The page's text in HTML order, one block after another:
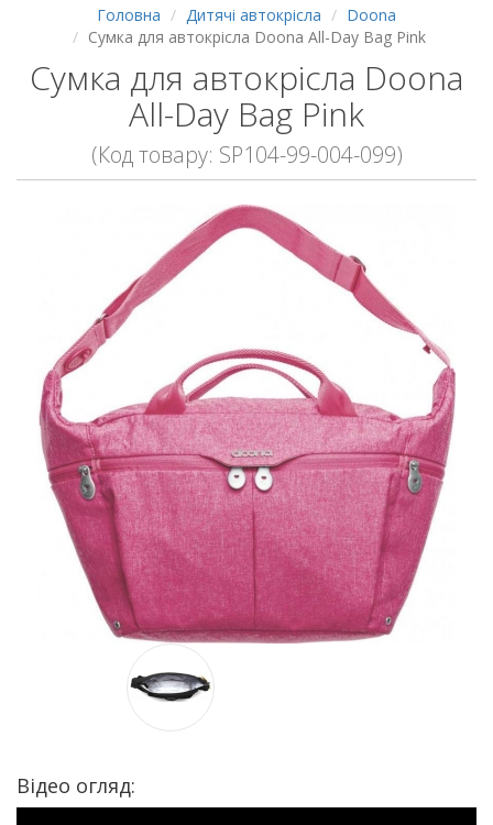
Головна Дитячі автокрісла
Doona
Сумка для автокрісла Doona All-Day Bag Pink
Сумка для автокрісла Doona
All-Day Bag Pink
(Код товару: SP104-99-004-099)
Відео огляд: